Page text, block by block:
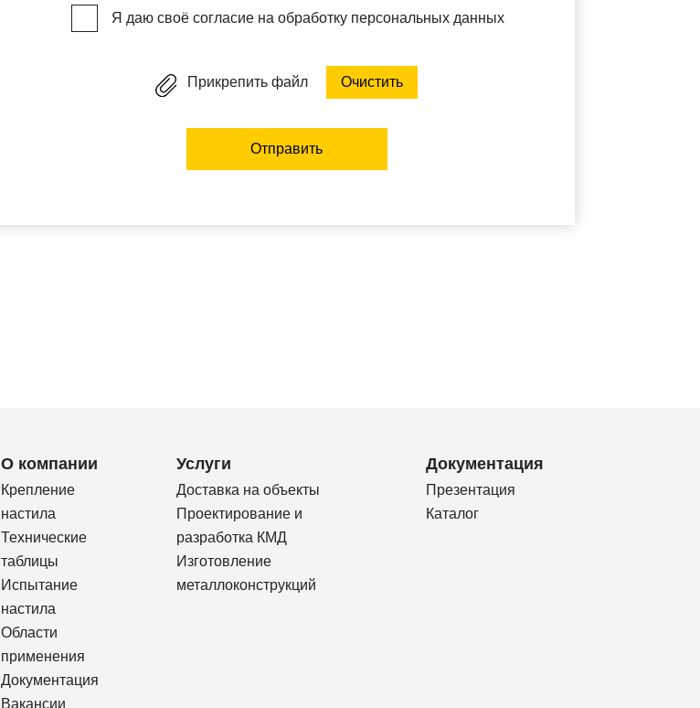
Я даю своё согласие на обработку персональных данных
Прикрепить файл Очистить
Отправить
О компании
Крепление
настила
Технические
таблицы
Испытание
настила
Области
применения
Документация
Вакансии
Услуги
Доставка на объекты
Проектирование и
разработка КМД
Изготовление
металлоконструкций
Документация
Презентация
Каталог